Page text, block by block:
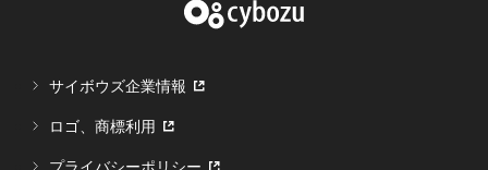
サイボウズ企業情報
ロゴ、商標利用